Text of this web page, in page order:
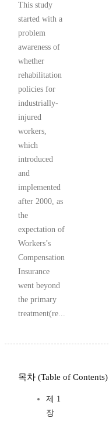
This study
started with a
problem
awareness of
whether
rehabilitation
policies for
industrially-
injured
workers,
which
introduced
and
implemented
after 2000, as
the
expectation of
Workers’s
Compensation
Insurance
went beyond
the primary
treatment(re...
목차 (Table of Contents)
제 1
장